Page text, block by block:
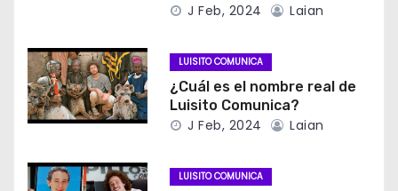
J Feb, 2024 Laian
LUISITO COMUNICA
¿Cuál es el nombre real de
Luisito Comunica?
J Feb, 2024 Laian
LUISITO COMUNICA